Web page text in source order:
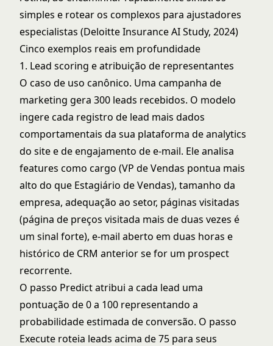
simples e rotear os complexos para ajustadores
especialistas (Deloitte Insurance AI Study, 2024)
Cinco exemplos reais em profundidade
1. Lead scoring e atribuição de representantes
O caso de uso canônico. Uma campanha de
marketing gera 300 leads recebidos. O modelo
ingere cada registro de lead mais dados
comportamentais da sua plataforma de analytics
do site e de engajamento de e-mail. Ele analisa
features como cargo (VP de Vendas pontua mais
alto do que Estagiário de Vendas), tamanho da
empresa, adequação ao setor, páginas visitadas
(página de preços visitada mais de duas vezes é
um sinal forte), e-mail aberto em duas horas e
histórico de CRM anterior se for um prospect
recorrente.
O passo Predict atribui a cada lead uma
pontuação de 0 a 100 representando a
probabilidade estimada de conversão. O passo
Execute roteia leads acima de 75 para seus